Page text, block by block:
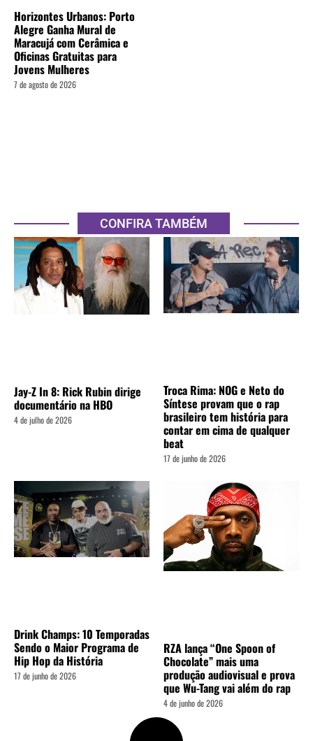
Horizontes Urbanos: Porto
Alegre Ganha Mural de
Maracujá com Cerâmica e
Oficinas Gratuitas para
Jovens Mulheres
7 de agosto de 2026
CONFIRA TAMBÉM
Jay-Z In 8: Rick Rubin dirige
documentário na HBO
4 de julho de 2026
Troca Rima: NOG e Neto do
Síntese provam que o rap
brasileiro tem história para
contar em cima de qualquer
beat
17 de junho de 2026
Drink Champs: 10 Temporadas
Sendo o Maior Programa de
Hip Hop da História
17 de junho de 2026
RZA lança “One Spoon of
Chocolate” mais uma
produção audiovisual e prova
que Wu-Tang vai além do rap
4 de junho de 2026